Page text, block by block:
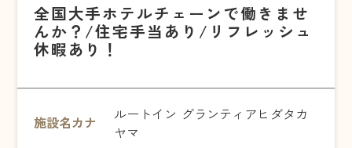
全国大手ホテルチェーンで働きませ
んか？/住宅手当あり/リフレッシュ
休暇あり！
施設名カナ
ルートイン グランティアヒダタカ
ヤマ